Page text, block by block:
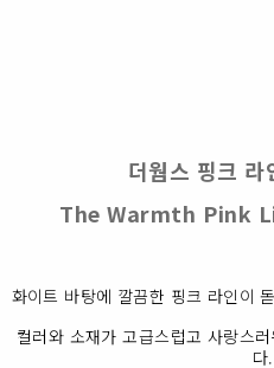
더웜스 핑크
The Warmth Pink
화이트 바탕에 깔끔한 핑크 라인이
컬러와 소재가 고급스럽고 사랑스
다.